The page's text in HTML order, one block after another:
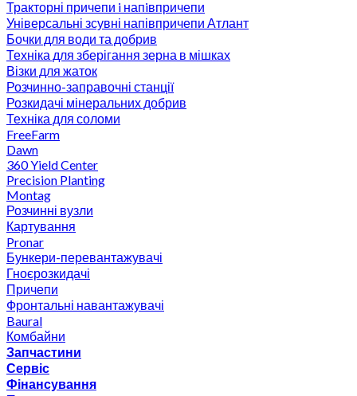
Тракторні причепи i напiвпричепи
Універсальні зсувні напівпричепи Атлант
Бочки для води та добрив
Техніка для зберігання зерна в мішках
Візки для жаток
Розчинно-заправочні станції
Розкидачі мінеральних добрив
Техніка для соломи
FreeFarm
Dawn
360 Yield Center
Precision Planting
Montag
Розчинні вузли
Картування
Pronar
Бункери-перевантажувачі
Гноєрозкидачі
Причепи
Фронтальні навантажувачі
Baural
Комбайни
Запчастини
Сервіс
Фінансування